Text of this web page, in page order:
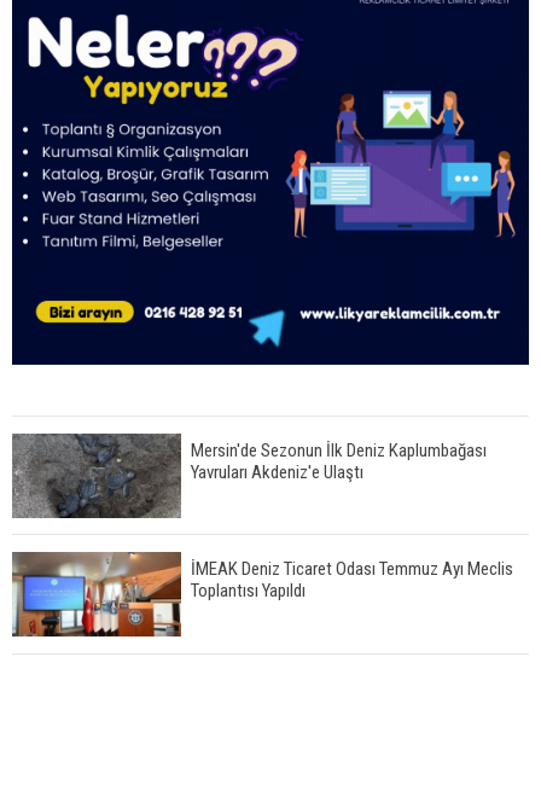
Mersin'de Sezonun İlk Deniz Kaplumbağası
Yavruları Akdeniz'e Ulaştı
İMEAK Deniz Ticaret Odası Temmuz Ayı Meclis
Toplantısı Yapıldı